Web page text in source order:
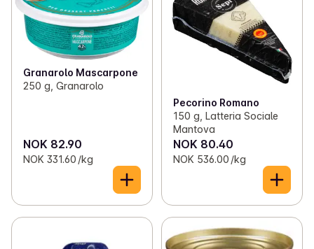
Granarolo Mascarpone
250 g, Granarolo
NOK 82.90
NOK 331.60 /kg
Pecorino Romano
150 g, Latteria Sociale
Mantova
NOK 80.40
NOK 536.00 /kg